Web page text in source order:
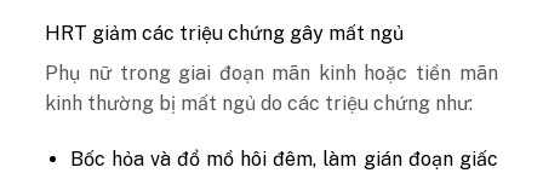
HRT giảm các triệu chứng gây mất ngủ
Phụ nữ trong giai đoạn mãn kinh hoặc tiền mãn
kinh thường bị mất ngủ do các triệu chứng như:
Bốc hỏa và đổ mồ hôi đêm, làm gián đoạn giấc